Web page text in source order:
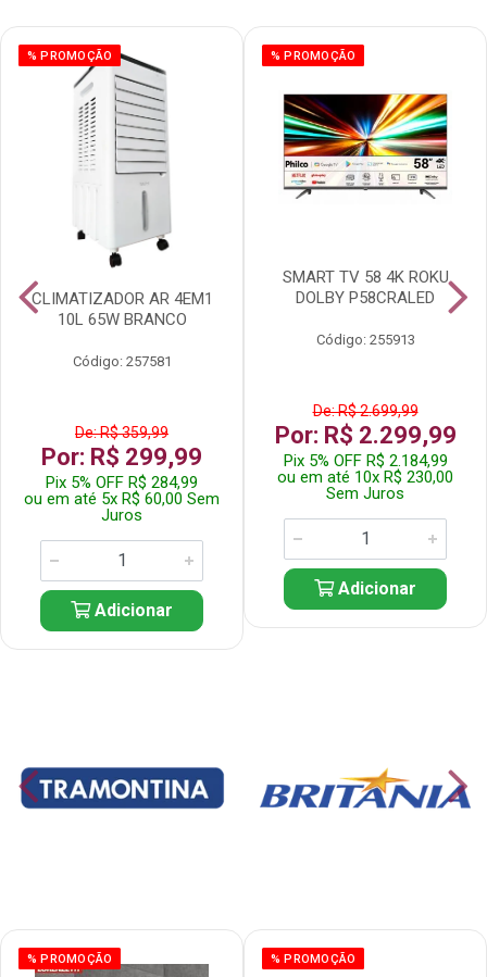
% PROMOÇÃO
CLIMATIZADOR AR 4EM1
10L 65W BRANCO
Código: 257581
De: R$ 359,99
Por: R$ 299,99
Pix 5% OFF R$ 284,99
ou em até 5x R$ 60,00 Sem
Juros
Adicionar
% PROMOÇÃO
SMART TV 58 4K ROKU
DOLBY P58CRALED
Código: 255913
De: R$ 2.699,99
Por: R$ 2.299,99
Pix 5% OFF R$ 2.184,99
ou em até 10x R$ 230,00
Sem Juros
Adicionar
% PROMOÇÃO % PROMOÇÃO